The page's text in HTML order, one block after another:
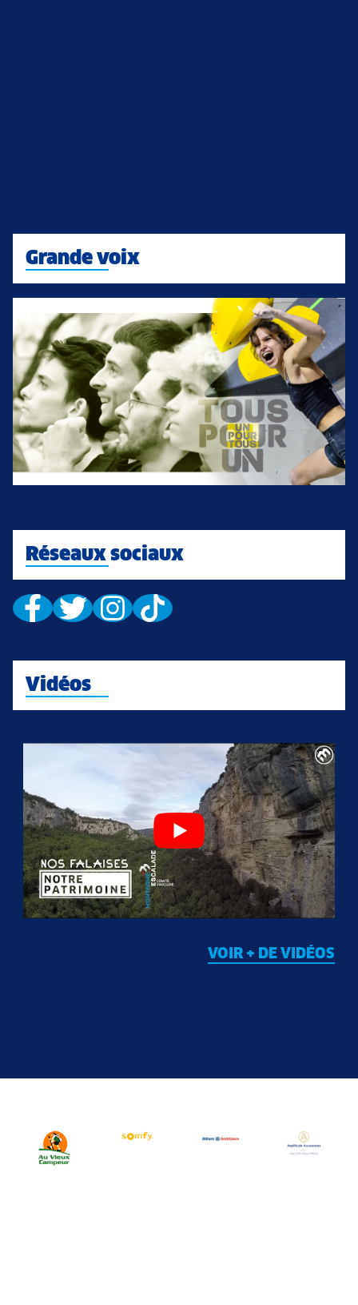
Grande voix
Réseaux sociaux
Vidéos
VOIR + DE VIDÉOS